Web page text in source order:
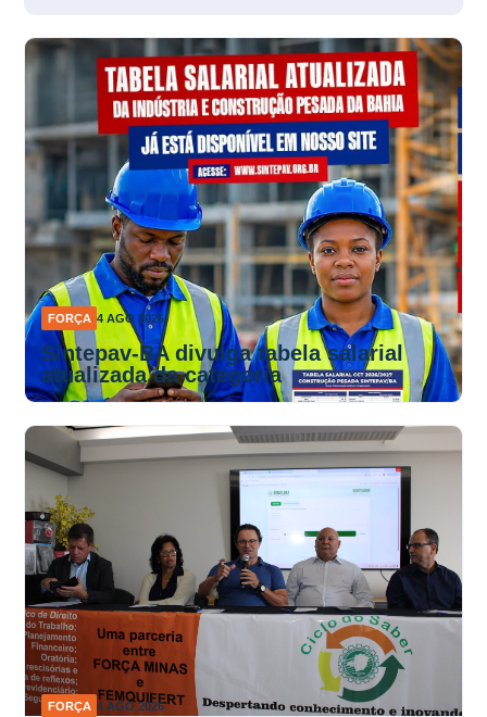
FORÇA 4 AGO 2026
Sintepav-BA divulga tabela salarial
atualizada da categoria
FORÇA 4 AGO 2026